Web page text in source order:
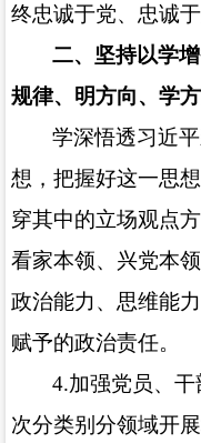
终忠诚于党、忠诚
二、坚持以学
规律、明方向、学
学深悟透习近
想，把握好这一思
穿其中的立场观点
看家本领、兴党本
政治能力、思维能
赋予的政治责任。
4.加强党员、
次分类别分领域开